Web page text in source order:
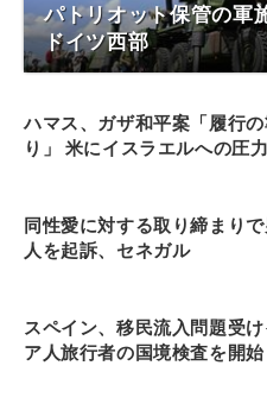
パトリオット保管の軍
ドイツ西部
ハマス、ガザ和平案「履行
り」 米にイスラエルへの圧
同性愛に対する取り締まり
人を起訴、セネガル
スペイン、移民流入問題受け
ア人旅行者の国境検査を開始